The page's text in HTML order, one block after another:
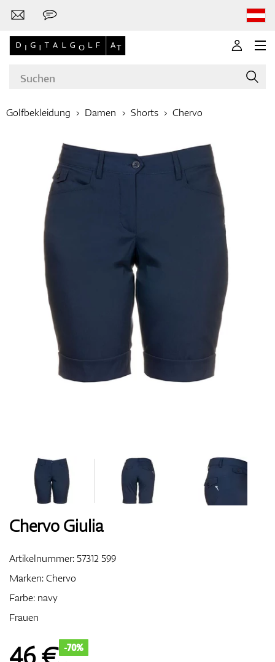
Bekleidung
Handschuhe
Schuhe
Bags
Entfernungsmesser & GPS
Golfbekleidung Damen Shorts Chervo
Chervo Giulia
Artikelnummer:57312 599
Marken:Chervo
Farbe: navy
Frauen
-70%